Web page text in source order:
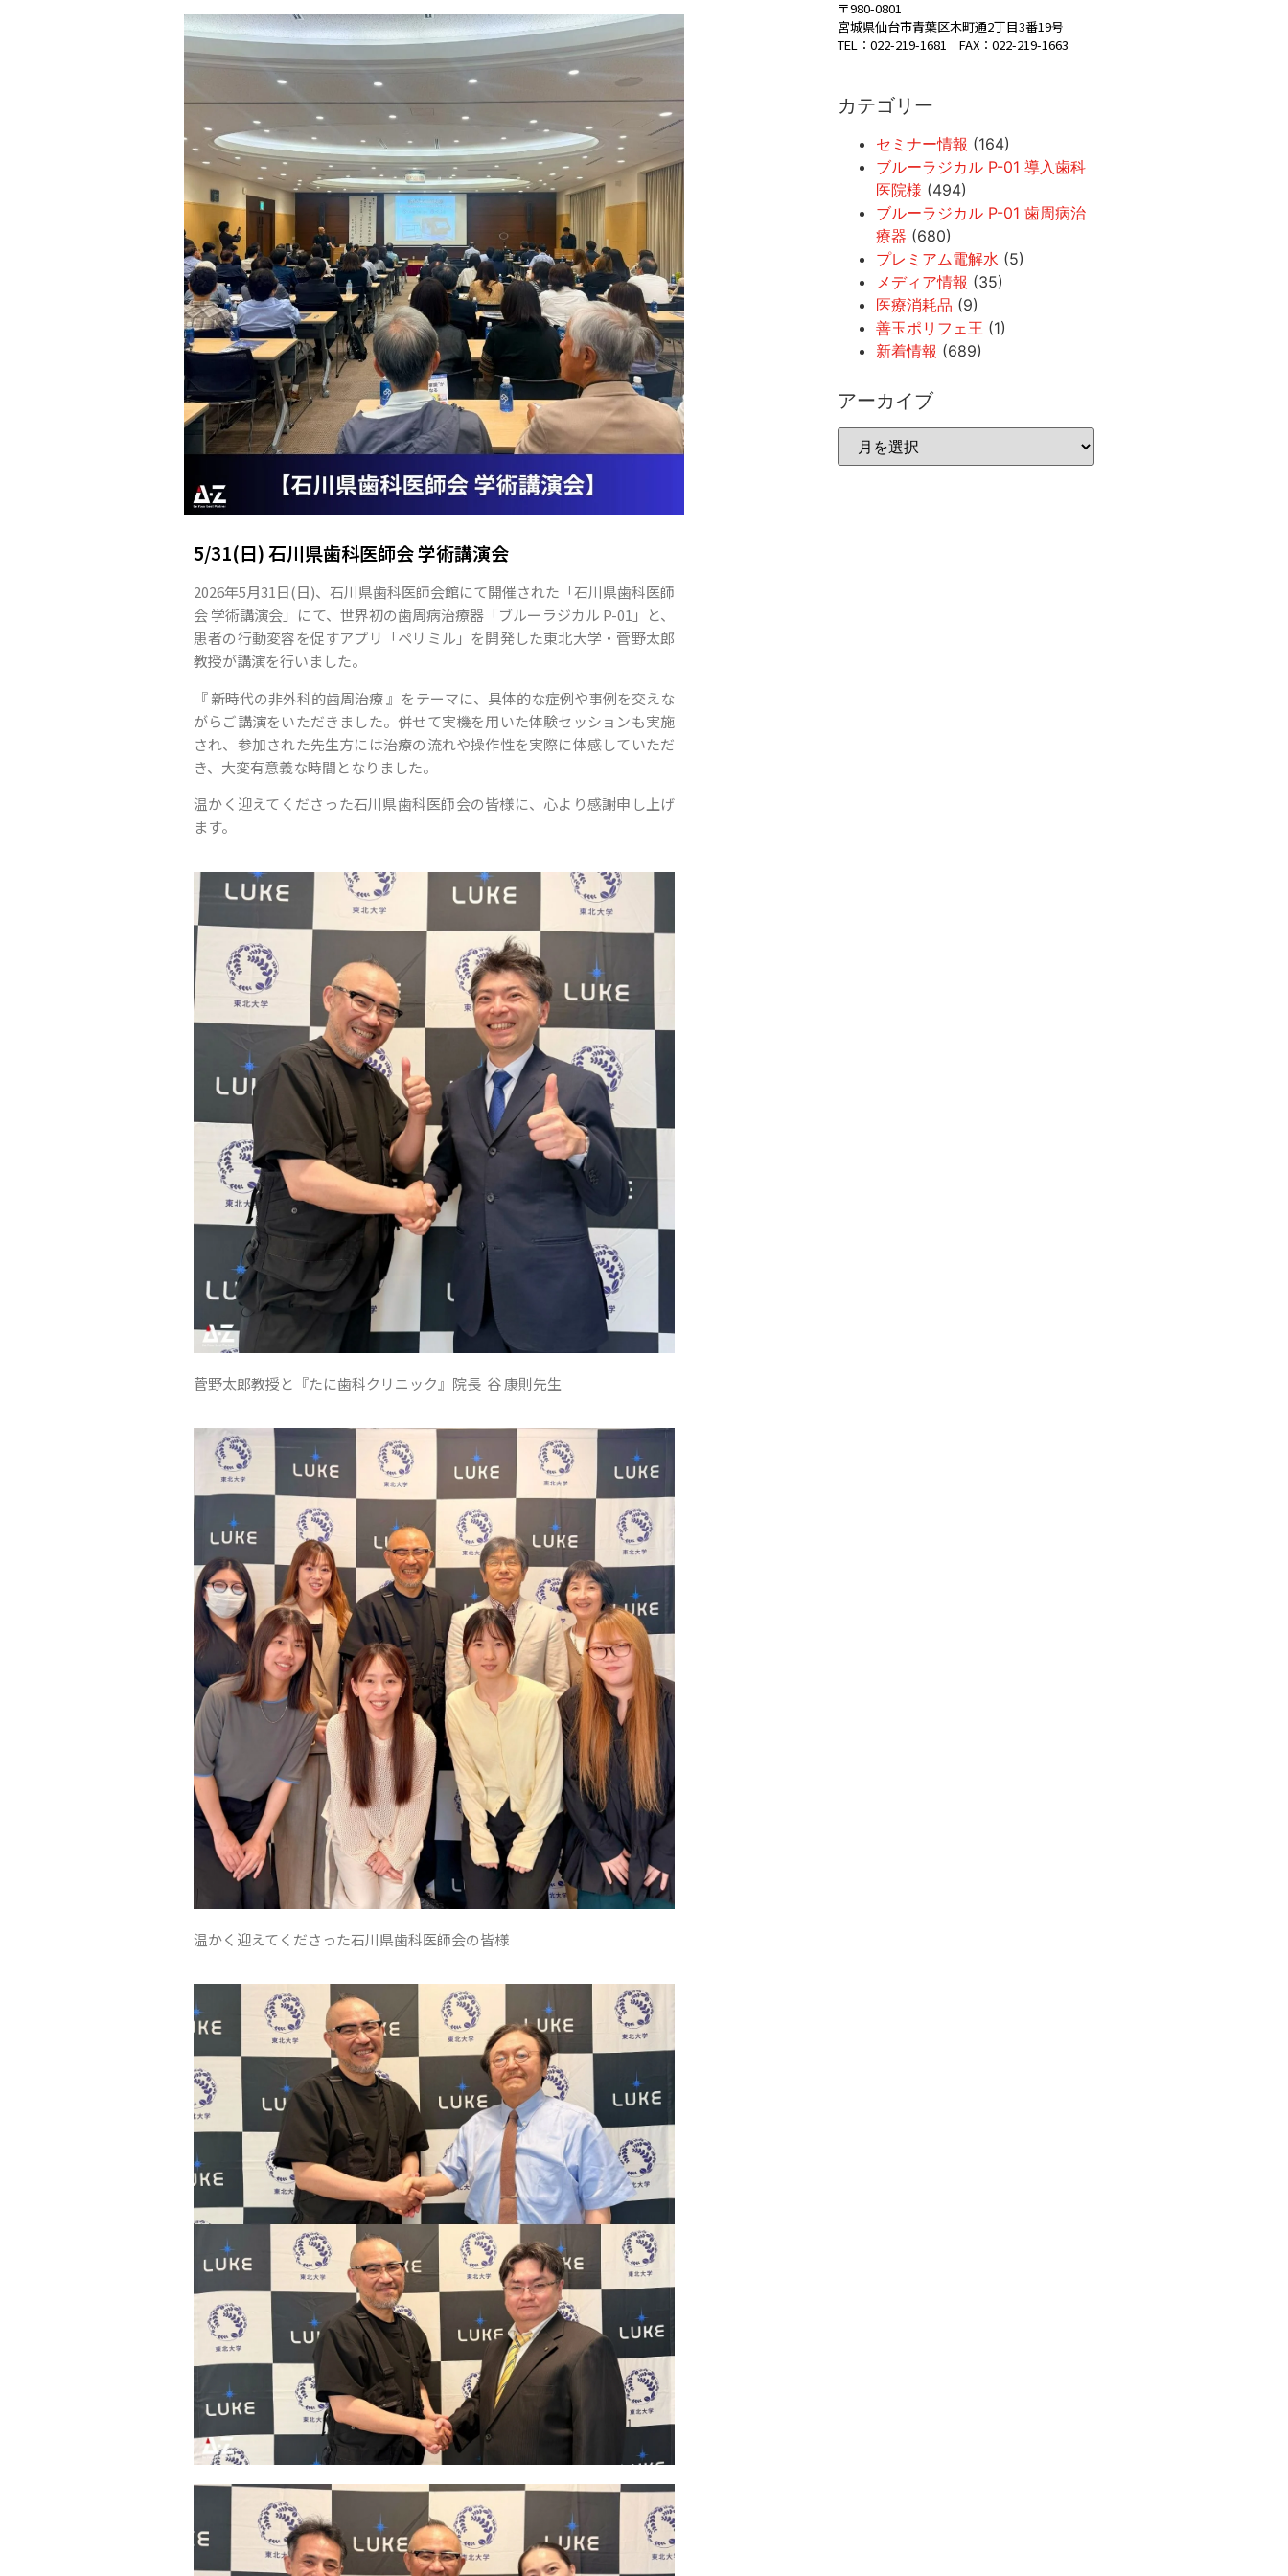
5/31(日) 石川県歯科医師会 学術講演会
2026年5月31日(日)、石川県歯科医師会館にて開催された「石川県歯科医師
会 学術講演会」にて、世界初の歯周病治療器「ブルーラジカル P-01」と、
患者の行動変容を促すアプリ「ペリミル」を開発した東北大学・菅野太郎
教授が講演を行いました。
『 新時代の非外科的歯周治療 』をテーマに、具体的な症例や事例を交えな
がらご講演をいただきました。併せて実機を用いた体験セッションも実施
され、参加された先生方には治療の流れや操作性を実際に体感していただ
き、大変有意義な時間となりました。
温かく迎えてくださった石川県歯科医師会の皆様に、心より感謝申し上げ
ます。
菅野太郎教授と『たに歯科クリニック』院長 谷 康則先生
温かく迎えてくださった石川県歯科医師会の皆様
〒980-0801
宮城県仙台市青葉区木町通2丁目3番19号
TEL：022-219-1681 FAX：022-219-1663
カテゴリー
セミナー情報 (164)
ブルーラジカル P-01 導入歯科
医院様 (494)
ブルーラジカル P-01 歯周病治
療器 (680)
プレミアム電解水 (5)
メディア情報 (35)
医療消耗品 (9)
善玉ポリフェ王 (1)
新着情報 (689)
アーカイブ